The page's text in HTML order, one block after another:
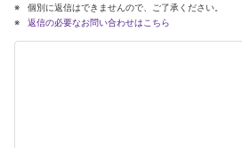
個別に返信はできませんので、ご了承ください。
返信の必要なお問い合わせはこちら